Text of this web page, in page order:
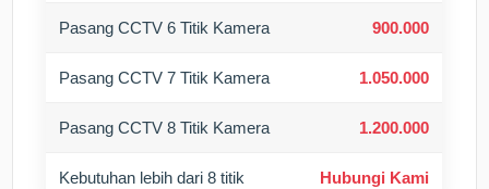
Pasang CCTV 6 Titik Kamera 900.000
Pasang CCTV 7 Titik Kamera 1.050.000
Pasang CCTV 8 Titik Kamera 1.200.000
Kebutuhan lebih dari 8 titik Hubungi Kami